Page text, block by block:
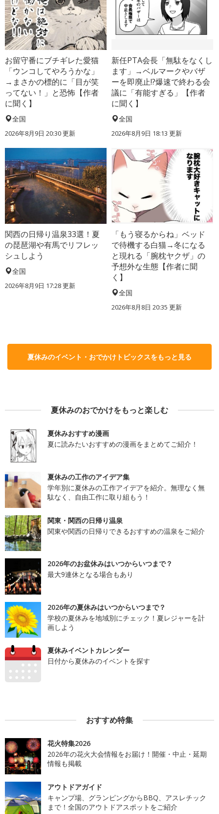
お留守番にブチギレた愛猫
「ウンコしてやろうかな」
→まさかの標的に「目が笑
ってない！」と恐怖【作者
に聞く】
全国
2026年8月9日 20:30更新
新任PTA会長「無駄をなくし
ます」→ベルマークやバザ
ーを即廃止!?爆速で終わる会
議に「有能すぎる」【作者
に聞く】
全国
2026年8月9日 18:13 更新
関西の日帰り温泉33選！夏
の琵琶湖や有馬でリフレッ
シュしよう
全国
2026年8月9日 17:28更新
「もう寝るからね」ベッド
で待機する白猫→冬になる
と現れる「腕枕ヤクザ」の
予想外な生態【作者に聞
く】
全国
2026年8月8日 20:35 更新
夏休みのイベント・おでかけトピックスをもっと見る
夏休みのおでかけをもっと楽しむ
夏休みおすすめ漫画
夏に読みたいおすすめの漫画をまとめてご紹介！
夏休みの工作のアイデア集
学年別に夏休みの工作アイデアを紹介。無理なく無
駄なく、自由工作に取り組もう！
関東・関西の日帰り温泉
関東や関西の日帰りできるおすすめの温泉をご紹介
2026年のお盆休みはいつからいつまで？
最大9連休となる場合もあり
2026年の夏休みはいつからいつまで？
学校の夏休みを地域別にチェック！夏レジャーを計
画しよう
夏休みイベントカレンダー
日付から夏休みのイベントを探す
おすすめ特集
花火特集2026
2026年の花火大会情報をお届け！開催・中止・延期
情報も掲載
アウトドアガイド
キャンプ場、グランピングからBBQ、アスレチック
まで！全国のアウトドアスポットをご紹介